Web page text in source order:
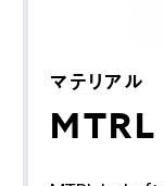
マテリアル
MTRL